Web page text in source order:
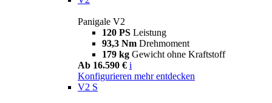
Panigale V2
120 PS Leistung
93,3 Nm Drehmoment
179 kg Gewicht ohne Kraftstoff
Ab 16.590 € i
Konfigurieren mehr entdecken
V2 S